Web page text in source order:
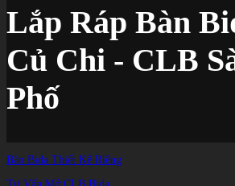
Lắp Ráp Bàn
Củ Chi - CLB
Phố
Trang chủ
TIN TỨC
Lắp Ráp Bàn Bida Tại Củ Chi -
Bàn Bida Thiết Kế Riêng